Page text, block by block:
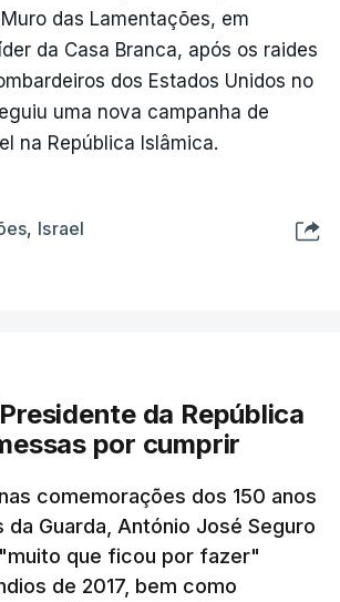
das Lamentações, em
da Casa Branca, após os raides
dos Estados Unidos no
uma nova campanha de
na República Islâmica.
, Israel
da República
por cumprir
comemorações dos 150 anos
da Guarda, António José Seguro
que ficou por fazer"
de 2017, bem como